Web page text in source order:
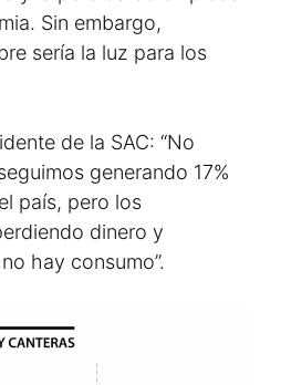
Sin embargo,
sería la luz para los
de la SAC: “No
generando 17%
país, pero los
dinero y
hay consumo”.